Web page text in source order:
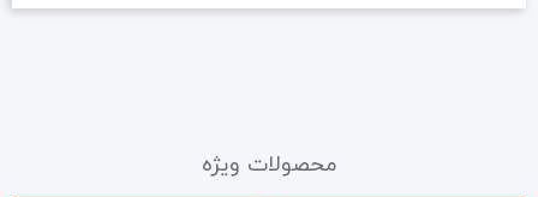
محصولات ویژه